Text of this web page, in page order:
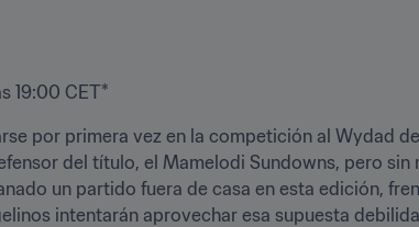
19:00 CET*
por primera vez en la competición al Wydad
del título, el Mamelodi Sundowns, pero sin
un partido fuera de casa en esta edición,
intentarán aprovechar esa supuesta